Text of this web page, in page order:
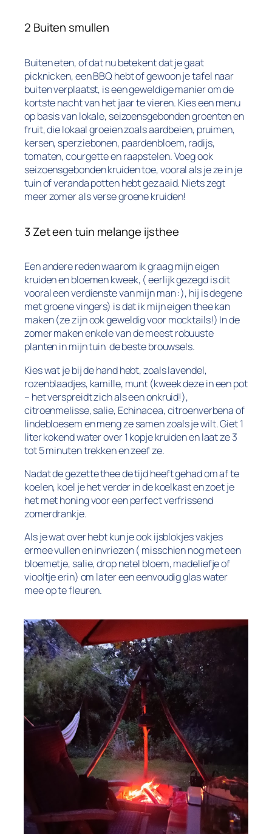
2 Buiten smullen
Buiten eten, of dat nu betekent dat je gaat
picknicken, een BBQ hebt of gewoon je tafel naar
buiten verplaatst, is een geweldige manier om de
kortste nacht van het jaar te vieren. Kies een menu
op basis van lokale, seizoensgebonden groenten en
fruit, die lokaal groeien zoals aardbeien, pruimen,
kersen, sperziebonen, paardenbloem, radijs,
tomaten, courgette en raapstelen. Voeg ook
seizoensgebonden kruiden toe, vooral als je ze in je
tuin of veranda potten hebt gezaaid. Niets zegt
meer zomer als verse groene kruiden!
3 Zet een tuin melange ijsthee
Een andere reden waarom ik graag mijn eigen
kruiden en bloemen kweek, ( eerlijk gezegd is dit
vooral een verdienste van mijn man :), hij is degene
met groene vingers) is dat ik mijn eigen thee kan
maken (ze zijn ook geweldig voor mocktails!) In de
zomer maken enkele van de meest robuuste
planten in mijn tuin de beste brouwsels.
Kies wat je bij de hand hebt, zoals lavendel,
rozenblaadjes, kamille, munt (kweek deze in een pot
– het verspreidt zich als een onkruid!),
citroenmelisse, salie, Echinacea, citroenverbena of
lindebloesem en meng ze samen zoals je wilt. Giet 1
liter kokend water over 1 kopje kruiden en laat ze 3
tot 5 minuten trekken en zeef ze.
Nadat de gezette thee de tijd heeft gehad om af te
koelen, koel je het verder in de koelkast en zoet je
het met honing voor een perfect verfrissend
zomerdrankje.
Als je wat over hebt kun je ook ijsblokjes vakjes
ermee vullen en invriezen ( misschien nog met een
bloemetje, salie, drop netel bloem, madeliefje of
viooltje erin) om later een eenvoudig glas water
mee op te fleuren.